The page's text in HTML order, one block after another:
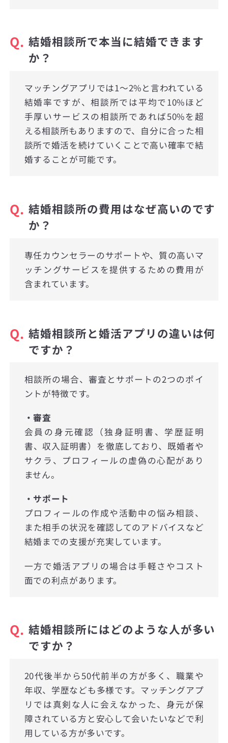
Q. 結婚相談所で本当に結婚できます
か？
マッチングアプリでは1〜2%と言われている
結婚率ですが、相談所では平均で10%ほど
手厚いサービスの相談所であれば50%を超
える相談所もありますので、自分に合った相
談所で婚活を続けていくことで高い確率で結
婚することが可能です。
Q. 結婚相談所の費用はなぜ高いのです
か？
専任カウンセラーのサポートや、質の高いマ
ッチングサービスを提供するための費用が
含まれています。
Q. 結婚相談所と婚活アプリの違いは何
ですか？
相談所の場合、審査とサポートの2つのポイ
ントが特徴です。
・審査
会員の身元確認（独身証明書、学歴証明
書、収入証明書）を徹底しており、既婚者や
サクラ、プロフィールの虚偽の心配があり
ません。
・サポート
プロフィールの作成や活動中の悩み相談、
また相手の状況を確認してのアドバイスなど
結婚までの支援が充実しています。
一方で婚活アプリの場合は手軽さやコスト
面での利点があります。
Q. 結婚相談所にはどのような人が多い
ですか？
20代後半から50代前半の方が多く、職業や
年収、学歴なども多様です。マッチングアプ
リでは真剣な人に会えなかった、身元が保
障されている方と安心して会いたいなどで利
用している方が多いです。